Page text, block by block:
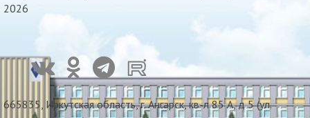
2026
665835, Иркутская область, г. Ангарск, кв-л 85 А, д 5 (ул.